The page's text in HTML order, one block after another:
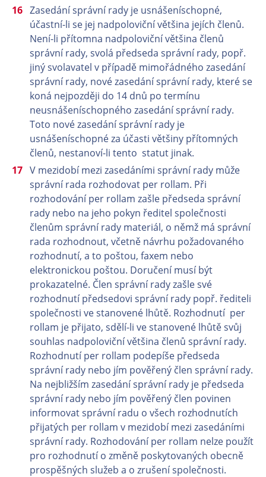
Zasedání správní rady je usnášeníschopné,
účastní-li se jej nadpoloviční většina jejích členů.
Není-li přítomna nadpoloviční většina členů
správní rady, svolá předseda správní rady, popř.
jiný svolavatel v případě mimořádného zasedání
správní rady, nové zasedání správní rady, které se
koná nejpozději do 14 dnů po termínu
neusnášeníschopného zasedání správní rady.
Toto nové zasedání správní rady je
usnášeníschopné za účasti většiny přítomných
členů, nestanoví-li tento statut jinak.
V mezidobí mezi zasedáními správní rady může
správní rada rozhodovat per rollam. Při
rozhodování per rollam zašle předseda správní
rady nebo na jeho pokyn ředitel společnosti
členům správní rady materiál, o němž má správní
rada rozhodnout, včetně návrhu požadovaného
rozhodnutí, a to poštou, faxem nebo
elektronickou poštou. Doručení musí být
prokazatelné. Člen správní rady zašle své
rozhodnutí předsedovi správní rady popř. řediteli
společnosti ve stanovené lhůtě. Rozhodnutí per
rollam je přijato, sdělí-li ve stanovené lhůtě svůj
souhlas nadpoloviční většina členů správní rady.
Rozhodnutí per rollam podepíše předseda
správní rady nebo jím pověřený člen správní rady.
Na nejbližším zasedání správní rady je předseda
správní rady nebo jím pověřený člen povinen
informovat správní radu o všech rozhodnutích
přijatých per rollam v mezidobí mezi zasedáními
správní rady. Rozhodování per rollam nelze použít
pro rozhodnutí o změně poskytovaných obecně
prospěšných služeb a o zrušení společnosti.